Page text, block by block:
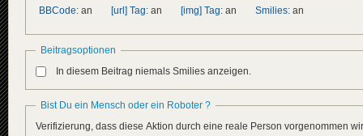
BBCode: an [url] Tag: an [img] Tag: an Smilies: an
Beitragsoptionen
In diesem Beitrag niemals Smilies anzeigen.
Bist Du ein Mensch oder ein Roboter ?
Verifizierung, dass diese Aktion durch eine reale Person vorgenommen